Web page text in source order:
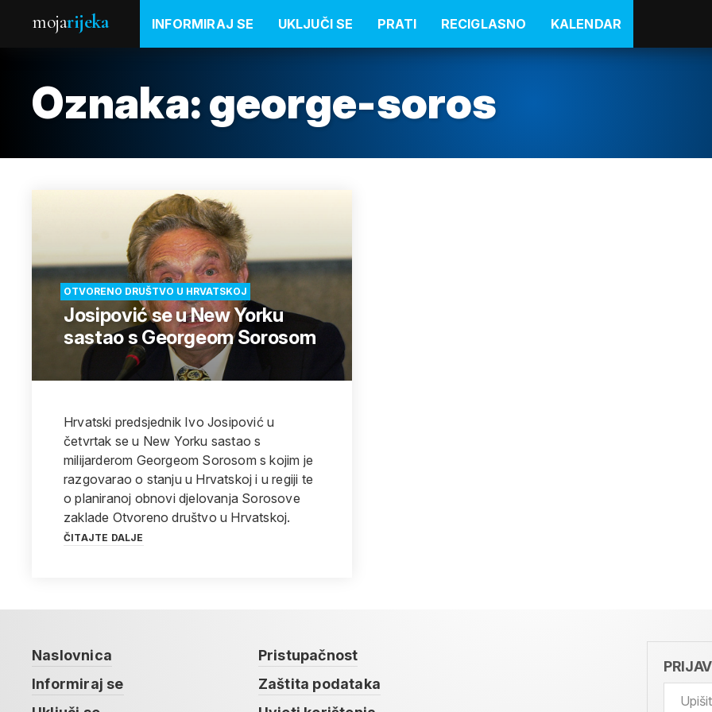
mojarijeka INFORMIRAJ SE UKLJUČI SE PRATI RECIGLASNO KALENDAR
Oznaka:george-soros
OTVORENO DRUŠTVO U HRVATSKOJ
Josipović se u New Yorku
sastao s Georgeom Sorosom
Hrvatski predsjednik Ivo Josipović u
četvrtak se u New Yorku sastao s
milijarderom Georgeom Sorosom s kojim je
razgovarao o stanju u Hrvatskoj i u regiji te
o planiranoj obnovi djelovanja Sorosove
zaklade Otvoreno društvo u Hrvatskoj.
ČITAJTE DALJE
Naslovnica
Informiraj se
Pristupačnost
Zaštita podataka